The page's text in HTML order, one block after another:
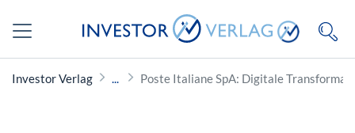
Investor Verlag Poste Italiane SpA: Digitale